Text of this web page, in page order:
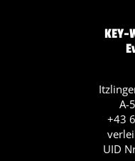
KEY-
A-
+43
UID